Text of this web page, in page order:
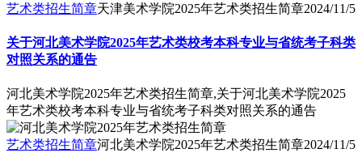
艺术类招生简章天津美术学院2025年艺术类招生简章2024/11/5
关于河北美术学院2025年艺术类校考本科专业与省统考子科类
对照关系的通告
河北美术学院2025年艺术类招生简章,关于河北美术学院2025
年艺术类校考本科专业与省统考子科类对照关系的通告
艺术类招生简章河北美术学院2025年艺术类招生简章2024/11/5